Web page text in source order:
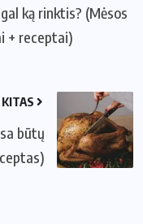
ką rinktis? (Mėsos
+ receptai)
KITAS
būtų